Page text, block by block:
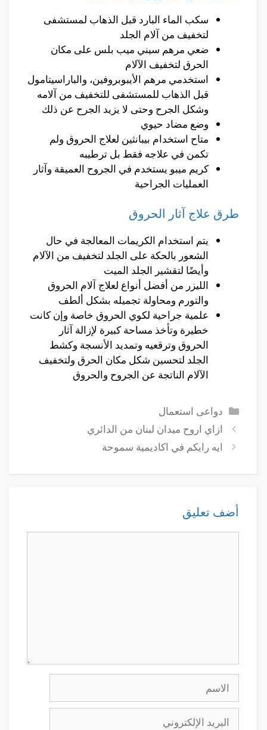
سكب الماء البارد قبل الذهاب لمستشفى
لتخفيف من آلام الجلد
ضعي مرهم سيني ميب بلس على مكان
الحرق لتخفيف الآلام
استخدمي مرهم الأيبوبروفين، والباراسيتامول
قبل الذهاب للمستشفى للتخفيف من آلامه
وشكل الجرح وحتى لا يزيد الجرح عن ذلك
وضع مضاد حيوي
متاح استخدام بيبانثين لعلاج الحروق ولم
تكمن في علاجه فقط بل ترطيبه
كريم ميبو يستخدم في الجروح العميقة وآثار
العمليات الجراحية
طرق علاج آثار الحروق
يتم استخدام الكريمات المعالجة في حال
الشعور بالحكة على الجلد لتخفيف من الآلام
وأيضًا لتقشير الجلد الميت
الليزر من أفضل أنواع لعلاج آلام الحروق
والتورم ومحاولة تجميله بشكل ألطف
علمية جراحية لكوي الحروق خاصة وإن كانت
خطيرة وتأخذ مساحة كبيرة لإزالة آثار
الحروق وترقعيه وتمديد الأنسجة وكشط
الجلد لتحسين شكل مكان الحرق ولتخفيف
الآلام الناتجة عن الجروح والحروق
التصنيفات
دواعى استعمال
ازاي اروح ميدان لبنان من الدائري
ايه رايكم في اكاديمية سموحة
أضف تعليق